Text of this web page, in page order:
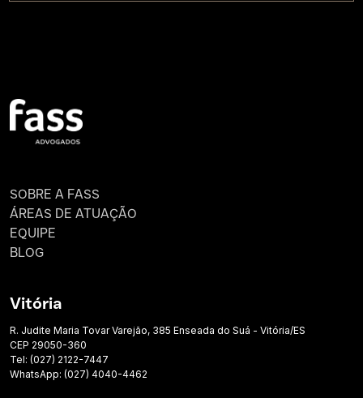
SOBRE A FASS
ÁREAS DE ATUAÇÃO
EQUIPE
BLOG
Vitória
R. Judite Maria Tovar Varejão, 385 Enseada do Suá - Vitória/ES
CEP 29050-360
Tel: (027) 2122-7447
WhatsApp: (027) 4040-4462